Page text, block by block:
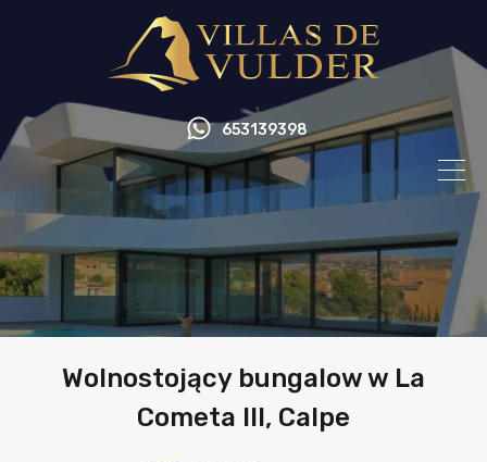
653139398
Wolnostojący bungalow w La
Cometa III, Calpe